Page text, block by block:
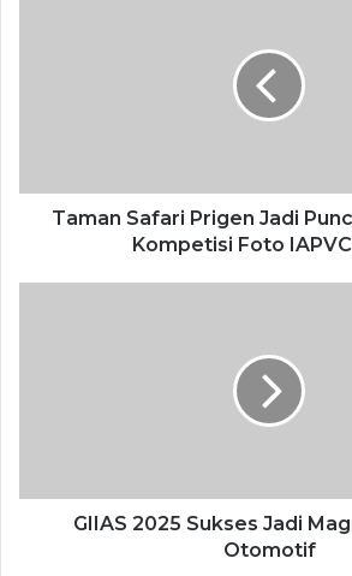
Masih dalam sesinya, Gus Bupati juga
apresiasi kepada NPCI Kab.
organisasi tersebut dalam menaungi,
dilakukan oleh NPCI dan para atlet
diteladani, karena mereka telah
keterbatasan fisik tidak menjadi
“NPCI Kabupaten Mojokerto telah
luar biasa bagi atlet disabilitas untuk
menunjukkan potensi dan
kesuksesan dan cita-cita,” ucapnya
Di akhir sesi, Bupati Mojokerto itu tak
Taman Safari Prigen Jadi
Kompetisi Foto
GIIAS 2025 Sukses Jadi
Otomotif